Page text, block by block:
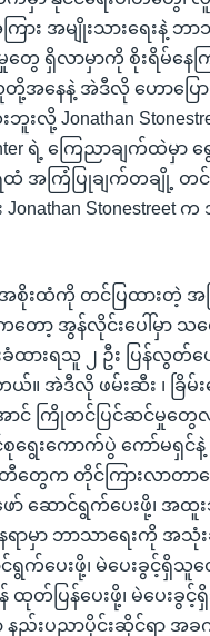
း အမျိုးသားရေးနဲ့ ဘာ
တွေ ရှိလာမှာကို စိုးရိမ်နေ
အနေနဲ့ အဲဒီလို ဟောပြော
Jonathan
ရဲ့ ကြေညာချက်ထဲမှာ
ထံ အကြံပြုချက်တချို့ တင်
Stonestreet က အ
အစိုးထံကို တင်ပြထားတဲ့ အ
ော့ အွန်လိုင်းပေါ်မှာ သရ
ထားရသူ ၂ ဦး ပြန်လွတ်ပ
ယ်။ အဲဒီလို ဖမ်းဆီး ၊ ခြိမ်
ောင် ကြိုတင်ပြင်ဆင်မှုတွ
စုရွေးကောက်ပွဲ ကော်မရှ
ါတီတွေက တိုင်ကြားလာတ
ဆောင်ရွက်ပေးဖို့၊ အထူး
ာမှာ ဘာသာရေးကို အသုံ
က်ပေးဖို့၊ မဲပေးခွင့်ရှိသူ
ထုတ်ပြန်ပေးဖို့၊ မဲပေးခွ
နည်းပညာပိုင်းဆိုင်ရာ အ